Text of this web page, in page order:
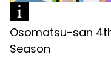
Osomatsu-san
Season